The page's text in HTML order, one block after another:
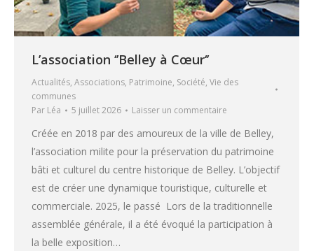
L’association ‘’Belley à Cœur‘’
Actualités, Associations, Patrimoine, Société, Vie des
communes
Par Léa 5 juillet 2026 Laisser un commentaire
Créée en 2018 par des amoureux de la ville de Belley,
l’association milite pour la préservation du patrimoine
bâti et culturel du centre historique de Belley. L’objectif
est de créer une dynamique touristique, culturelle et
commerciale. 2025, le passé Lors de la traditionnelle
assemblée générale, il a été évoqué la participation à
la belle exposition…